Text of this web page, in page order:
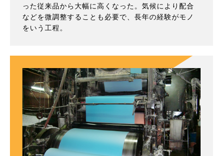
った従来品から大幅に高くなった。気候により配合
などを微調整することも必要で、長年の経験がモノ
をいう工程。